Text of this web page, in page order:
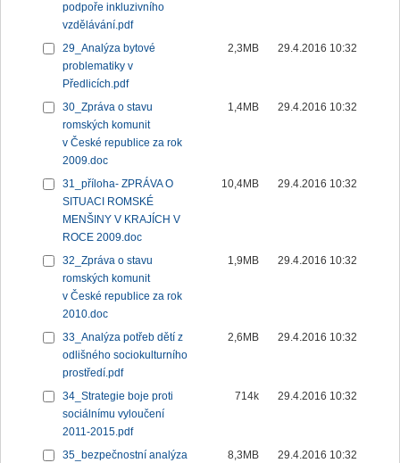
podpoře inkluzivního
vzdělávání.pdf
29_Analýza bytové
problematiky v
Předlicích.pdf
2,3MB 29.4.2016 10:32
30_Zpráva o stavu
romských komunit
v České republice za rok
2009.doc
1,4MB 29.4.2016 10:32
31_příloha- ZPRÁVA O
SITUACI ROMSKÉ
MENŠINY V KRAJÍCH V
ROCE 2009.doc
10,4MB 29.4.2016 10:32
32_Zpráva o stavu
romských komunit
v České republice za rok
2010.doc
1,9MB 29.4.2016 10:32
33_Analýza potřeb dětí z
odlišného sociokulturního
prostředí.pdf
2,6MB 29.4.2016 10:32
34_Strategie boje proti
sociálnímu vyloučení
2011-2015.pdf
714k 29.4.2016 10:32
35_bezpečnostní analýza
8,3MB 29.4.2016 10:32